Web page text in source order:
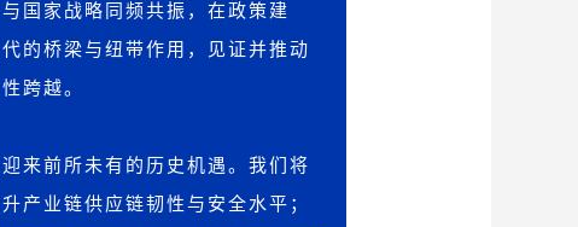
国家战略同频共振，在政策建
的桥梁与纽带作用，见证并推动
跨越。
来前所未有的历史机遇。我们将
产业链供应链韧性与安全水平；